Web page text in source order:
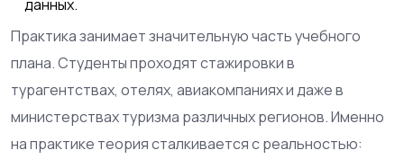
данных.
Практика занимает значительную часть учебного
плана. Студенты проходят стажировки в
турагентствах, отелях, авиакомпаниях и даже в
министерствах туризма различных регионов. Именно
на практике теория сталкивается с реальностью: